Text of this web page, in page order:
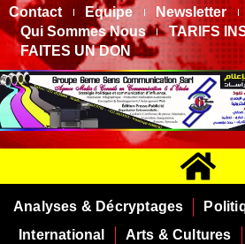
Contact Equipe
Newsletter
Qui Sommes Nous
TARIFS
FAITES UN DON
Analyses & Décryptages
International
Arts & Cultures